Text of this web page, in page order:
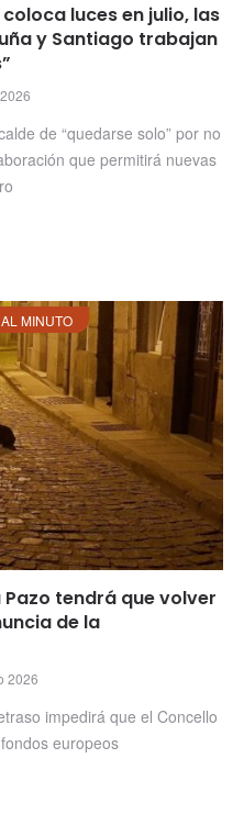
luces en julio, las
y Santiago trabajan
de “quedarse solo” por no
que permitirá nuevas
MINUTO
tendrá que volver
de la
2026
impedirá que el Concello
europeos